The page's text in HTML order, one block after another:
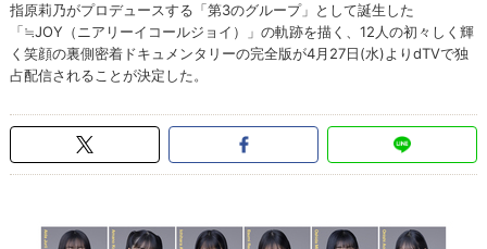
指原莉乃がプロデュースする「第3のグループ」として誕生した
「≒JOY（ニアリーイコールジョイ）」の軌跡を描く、12人の初々しく輝
く笑顔の裏側密着ドキュメンタリーの完全版が4月27日(水)よりdTVで独
占配信されることが決定した。